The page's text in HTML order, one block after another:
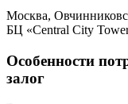
Москва,
БЦ «Central City
Особенности
залог